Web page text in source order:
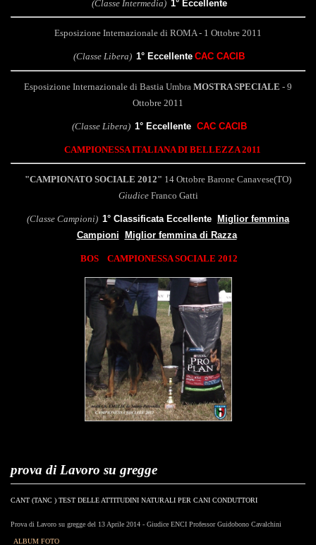
(Classe Intermedia) 1° Eccellente
Esposizione Internazionale di ROMA - 1 Ottobre 2011
(Classe Libera) 1° Eccellente CAC CACIB
Esposizione Internazionale di Bastia Umbra MOSTRA SPECIALE - 9
Ottobre 2011
(Classe Libera) 1° Eccellente CAC CACIB
CAMPIONESSA ITALIANA DI BELLEZZA 2011
"CAMPIONATO SOCIALE 2012" 14 Ottobre Barone Canavese(TO)
GiudiceFranco Gatti
(Classe Campioni) 1° Classificata Eccellente
Miglior femmina
Campioni
Miglior femmina di Razza
BOS CAMPIONESSA SOCIALE 2012
prova di Lavoro su gregge
CANT (TANC ) TEST DELLE ATTITUDINI NATURALI PER CANI CONDUTTORI
Prova di Lavoro su gregge del 13 Aprile 2014 - Giudice ENCI Professor Guidobono Cavalchini
ALBUM FOTO